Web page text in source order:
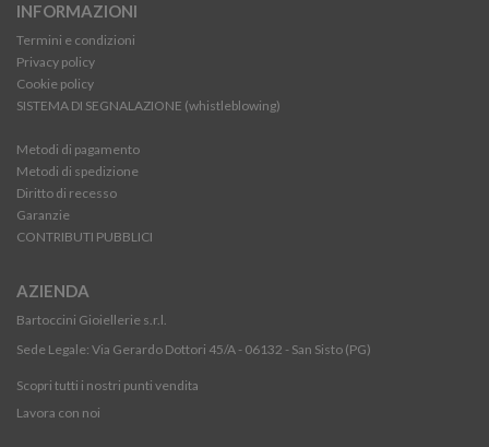
INFORMAZIONI
Termini e condizioni
Privacy policy
Cookie policy
SISTEMA DI SEGNALAZIONE (whistleblowing)
Metodi di pagamento
Metodi di spedizione
Diritto di recesso
Garanzie
CONTRIBUTI PUBBLICI
AZIENDA
Bartoccini Gioiellerie s.r.l.
Sede Legale: Via Gerardo Dottori 45/A - 06132 - San Sisto (PG)
Scopri tutti i nostri punti vendita
Lavora con noi